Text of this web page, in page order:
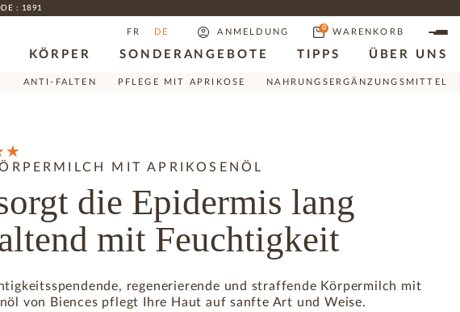
: 1891
FR DE ANMELDUNG 0 WARENKORB
KÖRPER SONDERANGEBOTE TIPPS ÜBER UNS
ANTI-FALTEN PFLEGE MIT APRIKOSE NAHRUNGSERGÄNZUNGSMITTEL
MIT APRIKOSENÖL
die Epidermis lang
mit Feuchtigkeit
regenerierende und straffende Körpermilch mit
von Biences pflegt Ihre Haut auf sanfte Art und Weise.